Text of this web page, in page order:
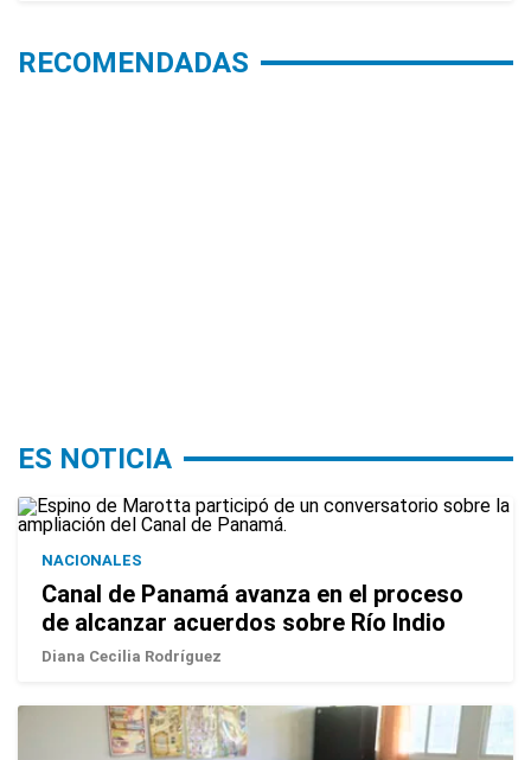
RECOMENDADAS
ES NOTICIA
NACIONALES
Canal de Panamá avanza en el proceso
de alcanzar acuerdos sobre Río Indio
Diana Cecilia Rodríguez